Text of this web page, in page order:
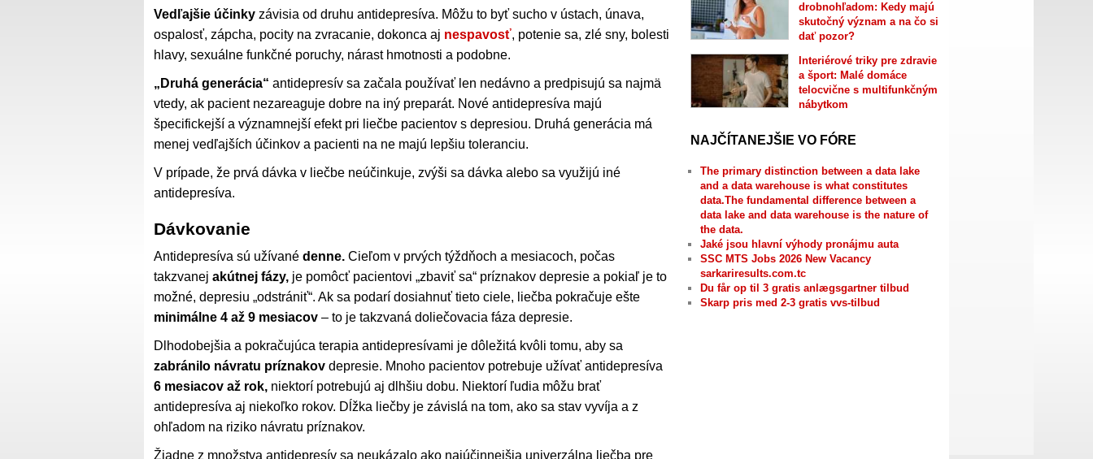
Vedľajšie účinky závisia od druhu antidepresíva. Môžu to byť sucho v ústach, únava,
ospalosť, zápcha, pocity na zvracanie, dokonca aj nespavosť, potenie sa, zlé sny, bolesti
hlavy, sexuálne funkčné poruchy, nárast hmotnosti a podobne.
„Druhá generácia“ antidepresív sa začala používať len nedávno a predpisujú sa najmä
vtedy, ak pacient nezareaguje dobre na iný preparát. Nové antidepresíva majú
špecifickejší a významnejší efekt pri liečbe pacientov s depresiou. Druhá generácia má
menej vedľajších účinkov a pacienti na ne majú lepšiu toleranciu.
V prípade, že prvá dávka v liečbe neúčinkuje, zvýši sa dávka alebo sa využijú iné
antidepresíva.
Dávkovanie
Antidepresíva sú užívané denne. Cieľom v prvých týždňoch a mesiacoch, počas
takzvanej akútnej fázy, je pomôcť pacientovi „zbaviť sa“ príznakov depresie a pokiaľ je to
možné, depresiu „odstrániť“. Ak sa podarí dosiahnuť tieto ciele, liečba pokračuje ešte
minimálne 4 až 9 mesiacov – to je takzvaná doliečovacia fáza depresie.
Dlhodobejšia a pokračujúca terapia antidepresívami je dôležitá kvôli tomu, aby sa
zabránilo návratu príznakov depresie. Mnoho pacientov potrebuje užívať antidepresíva
6 mesiacov až rok, niektorí potrebujú aj dlhšiu dobu. Niektorí ľudia môžu brať
antidepresíva aj niekoľko rokov. Dĺžka liečby je závislá na tom, ako sa stav vyvíja a z
ohľadom na riziko návratu príznakov.
Žiadne z množstva antidepresív sa neukázalo ako najúčinnejšia univerzálna liečba pre
drobnohľadom: Kedy majú
skutočný význam a na čo si
dať pozor?
Interiérové triky pre zdravie
a šport: Malé domáce
telocvične s multifunkčným
nábytkom
NAJČÍTANEJŠIE VO FÓRE
The primary distinction between a data lake
and a data warehouse is what constitutes
data.The fundamental difference between a
data lake and data warehouse is the nature of
the data.
Jaké jsou hlavní výhody pronájmu auta
SSC MTS Jobs 2026 New Vacancy
sarkariresults.com.tc
Du får op til 3 gratis anlægsgartner tilbud
Skarp pris med 2-3 gratis vvs-tilbud